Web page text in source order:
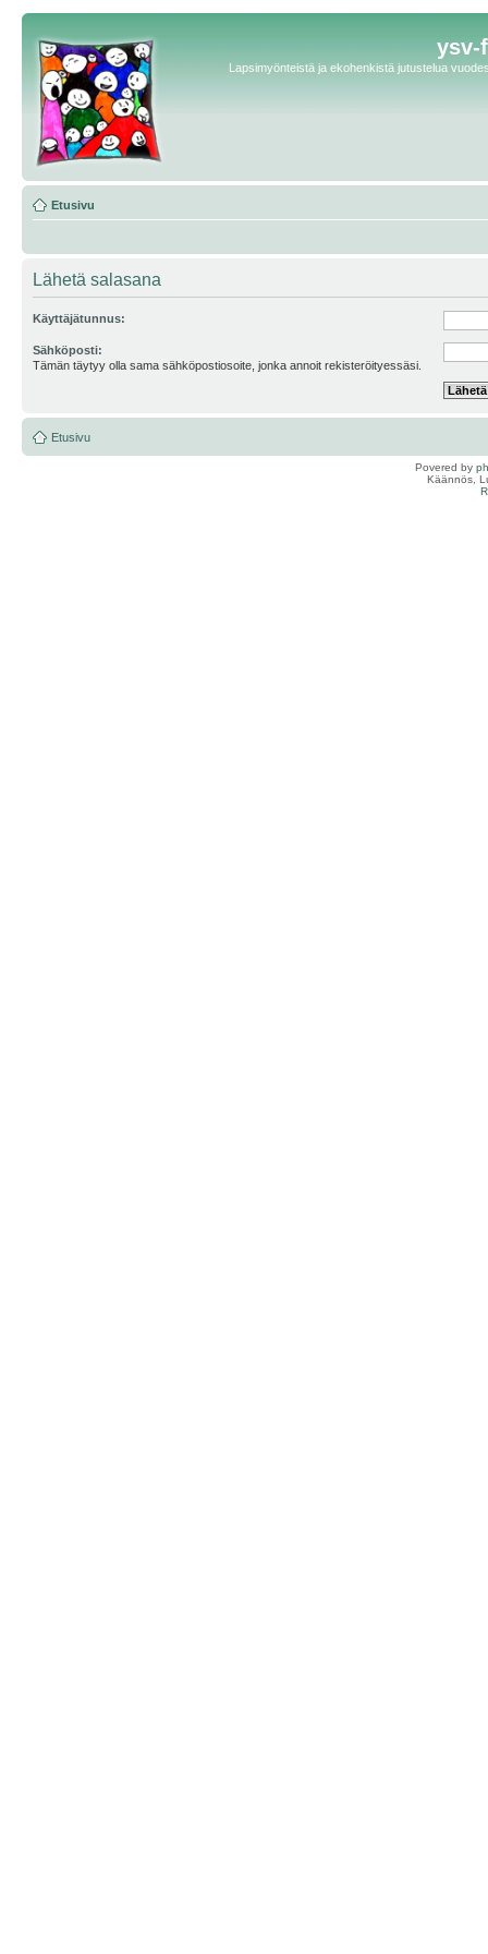
ysv-
Lapsimyönteistä ja ekohenkistä jutustelua
Etusivu
Lähetä salasana
Käyttäjätunnus:
Sähköposti:
Tämän täytyy olla sama sähköpostiosoite, jonka annoit rekisteröityessäsi.
Etusivu
Povered by
Käännös,